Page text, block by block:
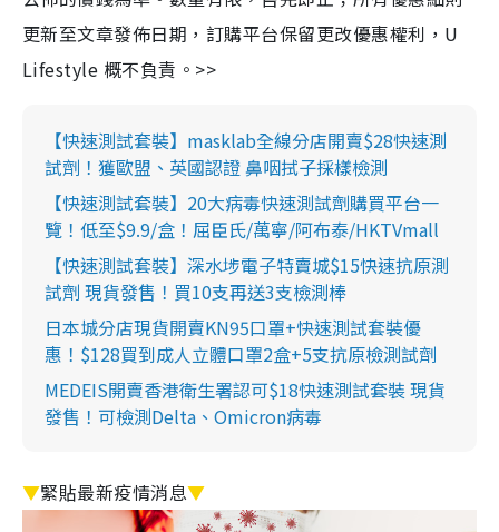
更新至文章發佈日期，訂購平台保留更改優惠權利，U
Lifestyle 概不負責。>>
【快速測試套裝】masklab全線分店開賣$28快速測
試劑！獲歐盟、英國認證 鼻咽拭子採樣檢測
【快速測試套裝】20大病毒快速測試劑購買平台一
覽！低至$9.9/盒！屈臣氏/萬寧/阿布泰/HKTVmall
【快速測試套裝】深水埗電子特賣城$15快速抗原測
試劑 現貨發售！買10支再送3支檢測棒
日本城分店現貨開賣KN95口罩+快速測試套裝優
惠！$128買到成人立體口罩2盒+5支抗原檢測試劑
MEDEIS開賣香港衛生署認可$18快速測試套裝 現貨
發售！可檢測Delta、Omicron病毒
▼緊貼最新疫情消息▼